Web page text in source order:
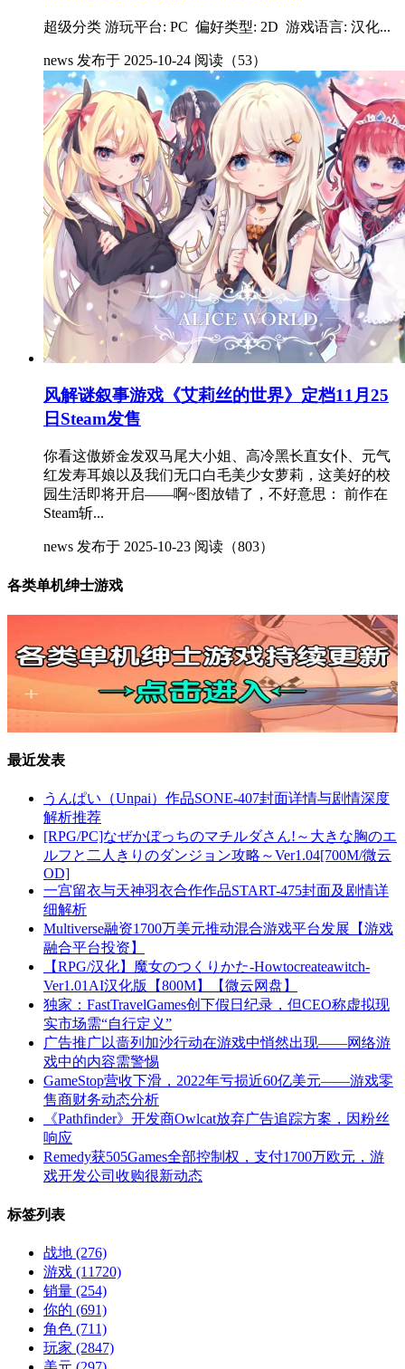
超级分类 游玩平台: PC 偏好类型: 2D 游戏语言: 汉化...
news 发布于 2025-10-24 阅读（53）
风解谜叙事游戏《艾莉丝的世界》定档11月25
日Steam发售
你看这傲娇金发双马尾大小姐、高冷黑长直女仆、元气
红发寿耳娘以及我们无口白毛美少女萝莉，这美好的校
园生活即将开启——啊~图放错了，不好意思： 前作在
Steam斩...
news 发布于 2025-10-23 阅读（803）
各类单机绅士游戏
最近发表
うんぱい（Unpai）作品SONE-407封面详情与剧情深度
解析推荐
[RPG/PC]なぜかぼっちのマチルダさん!～大きな胸のエ
ルフと二人きりのダンジョン攻略～Ver1.04[700M/微云
OD]
一宫留衣与天神羽衣合作作品START-475封面及剧情详
细解析
Multiverse融资1700万美元推动混合游戏平台发展【游戏
融合平台投资】
【RPG/汉化】魔女のつくりかた-Howtocreateawitch-
Ver1.01AI汉化版【800M】【微云网盘】
独家：FastTravelGames创下假日纪录，但CEO称虚拟现
实市场需“自行定义”
广告推广以啬列加沙行动在游戏中悄然出现——网络游
戏中的内容需警惕
GameStop营收下滑，2022年亏损近60亿美元——游戏零
售商财务动态分析
《Pathfinder》开发商Owlcat放弃广告追踪方案，因粉丝
响应
Remedy获505Games全部控制权，支付1700万欧元，游
戏开发公司收购很新动态
标签列表
战地 (276)
游戏 (11720)
销量 (254)
你的 (691)
角色 (711)
玩家 (2847)